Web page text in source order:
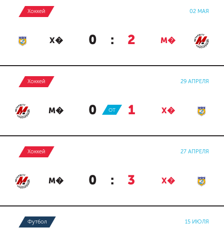
Хоккей 02 МАЯ
Х� 0 : 2 М�
Хоккей 29 АПРЕЛЯ
М� 0 : 1 Х�
ОТ
Хоккей 27 АПРЕЛЯ
М� 0 : 3 Х�
Футбол 15 ИЮЛЯ